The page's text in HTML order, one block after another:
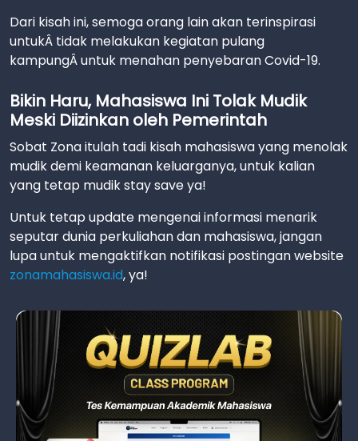
Dari kisah ini, semoga orang lain akan terinspirasi
untukÂ tidak melakukan kegiatan pulang
kampungÂ untuk menahan penyebaran Covid-19.
Bikin Haru, Mahasiswa Ini Tolak Mudik
Meski Diizinkan oleh Pemerintah
Sobat Zona itulah tadi kisah mahasiswa yang menolak
mudik demi keamanan keluarganya, untuk kalian
yang tetap mudik stay save ya!
Untuk tetap update mengenai informasi menarik
seputar dunia perkuliahan dan mahasiswa, jangan
lupa untuk mengaktifkan notifikasi postingan website
zonamahasiswa.id, ya!